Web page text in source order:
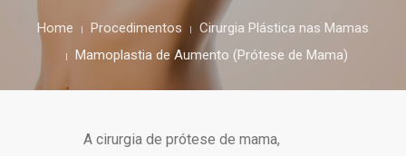
Home Procedimentos
Cirurgia Plástica nas Mamas
Mamoplastia de Aumento (Prótese de Mama)
A cirurgia de prótese de mama,